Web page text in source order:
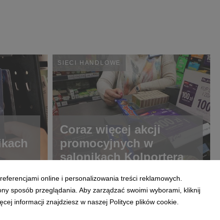
SIECI HANDLOWE
Coraz więcej akcji
promocyjnych w
salonikach Kolportera
online i personalizowania treści reklamowych.
sposób przeglądania. Aby zarządzać swoimi wyborami, kliknij
informacji znajdziesz w naszej Polityce plików cookie.